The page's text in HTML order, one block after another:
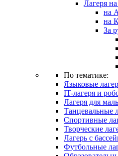
Лагеря
на
на
За
По тематике:
Языковые
IT-лагеря и
Лагеря для
Танцевальные
Спортивные
Творческие
Лагерь с
Футбольные